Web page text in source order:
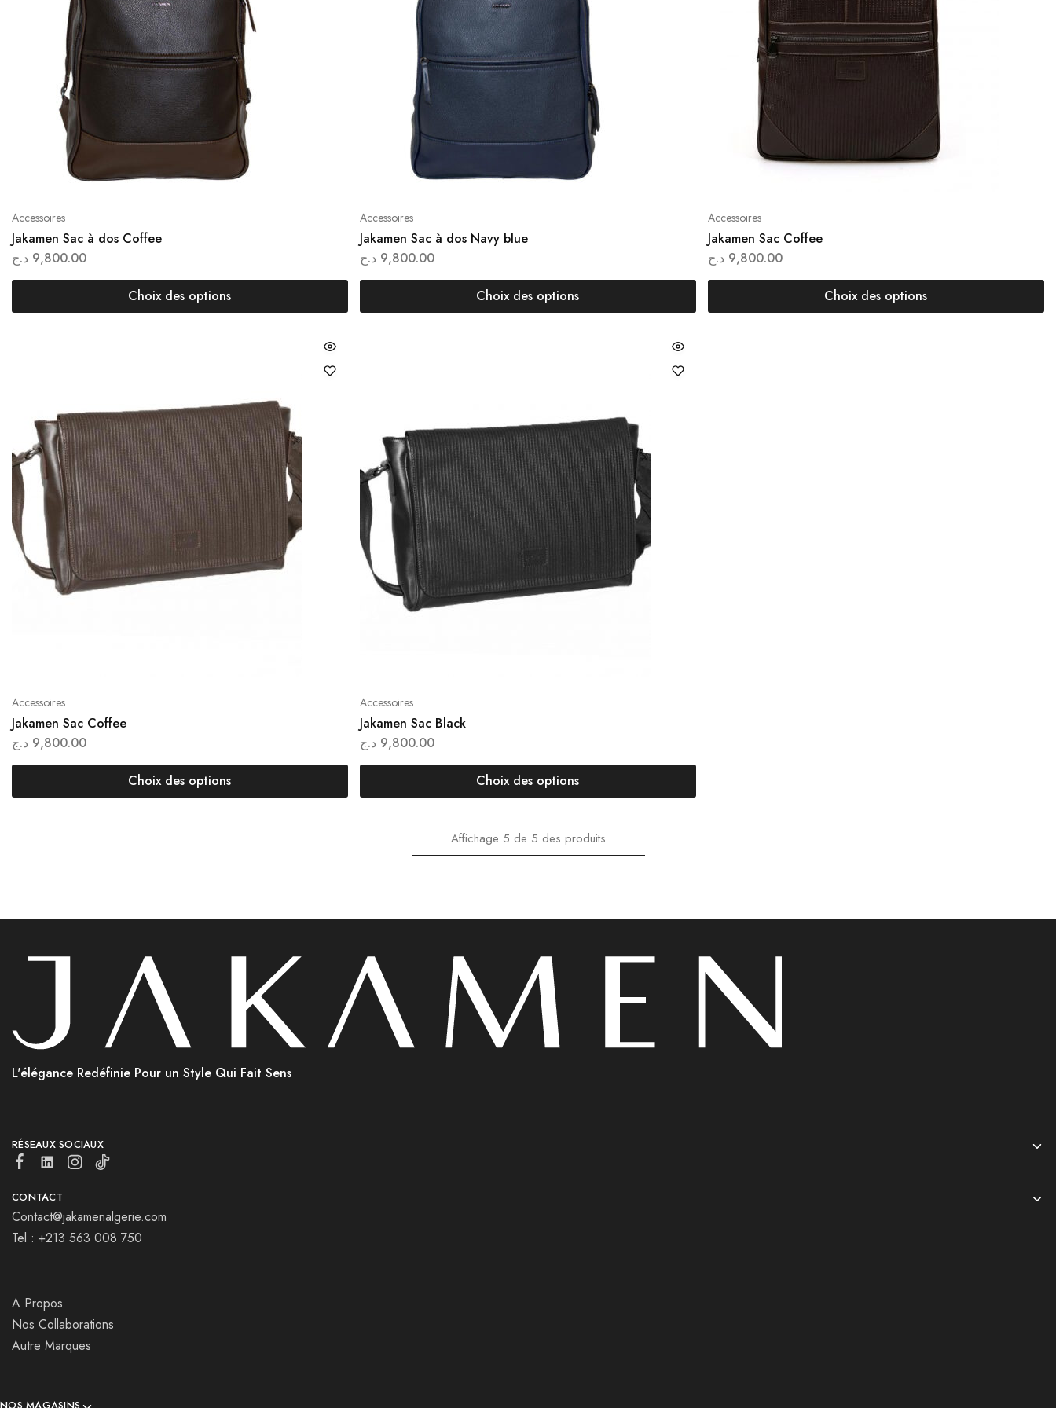
Accessoires
Jakamen Sac à dos Coffee
9,800.00 د.ج
Choix des options
Accessoires
Jakamen Sac à dos Navy blue
9,800.00 د.ج
Choix des options
Accessoires
Jakamen Sac Coffee
9,800.00 د.ج
Choix des options
Accessoires
Jakamen Sac Coffee
9,800.00 د.ج
Choix des options
Accessoires
Jakamen Sac Black
9,800.00 د.ج
Choix des options
Affichage 5 de 5 des produits
L'élégance Redéfinie Pour un Style Qui Fait Sens
RÉSEAUX SOCIAUX
CONTACT
Contact@jakamenalgerie.com
Tel : +213 563 008 750
A Propos
Nos Collaborations
Autre Marques